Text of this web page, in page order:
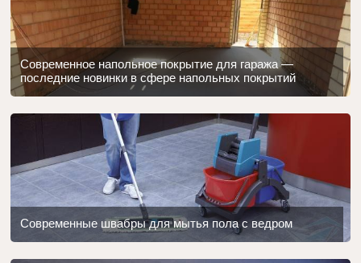
Современное напольное покрытие для гаража —
последние новинки в сфере напольных покрытий
Современные швабры для мытья пола с ведром